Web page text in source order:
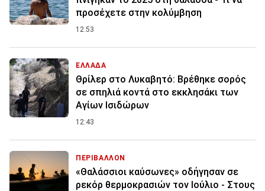
προσέχετε στην κολύμβηση
12:53
ΕΛΛΑΔΑ
Θρίλερ στο Λυκαβητό: Βρέθηκε σορός
σε σπηλιά κοντά στο εκκλησάκι των
Αγίων Ισιδώρων
12:43
ΠΕΡΙΒΑΛΛΟΝ
«Θαλάσσιοι καύσωνες» οδήγησαν σε
ρεκόρ θερμοκρασιών τον Ιούλιο - Στους